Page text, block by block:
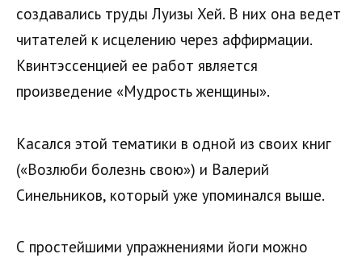
создавались труды Луизы Хей. В них она ведет
читателей к исцелению через аффирмации.
Квинтэссенцией ее работ является
произведение «Мудрость женщины».
Касался этой тематики в одной из своих книг
(«Возлюби болезнь свою») и Валерий
Синельников, который уже упоминался выше.
С простейшими упражнениями йоги можно